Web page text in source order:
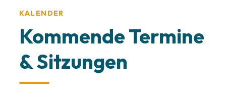
KALENDER
Kommende Termine
& Sitzungen